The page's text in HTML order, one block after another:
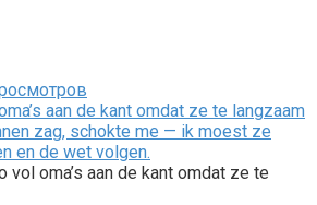
aan de kant omdat ze te langzaam
zag, schokte me — ik moest ze
en de wet volgen.
oma’s aan de kant omdat ze te